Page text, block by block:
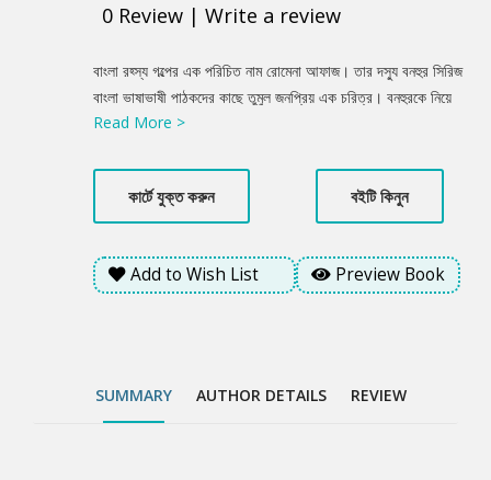
0 Review | Write a review
Summery
বাংলা রহ্স্য গল্পের এক পরিচিত নাম রোমেনা আফাজ। তার দস্যু বনহুর সিরিজ
বাংলা ভাষাভাষী পাঠকদের কাছে তুমুল জনপ্রিয় এক চরিত্র। বনহুরকে নিয়ে
লেখা তাঁর রহস্য উপন্যাসের প্রতিটি পর্বেই তিনি রহস্যের জাল বিস্তার করে
অভিযানগুলোর মাধ্যমে তিনি অভিনব পন্থায় জীবনচিত্র এঁকেছেন লেখিকা।
স্বর্ণগুহা উপন্যাসটি তেমনই এক রচনা।
Read More >
কার্টে যুক্ত করুন বইটি কিনুন
Add to Wish List Preview Book
SUMMARY AUTHOR DETAILS REVIEW